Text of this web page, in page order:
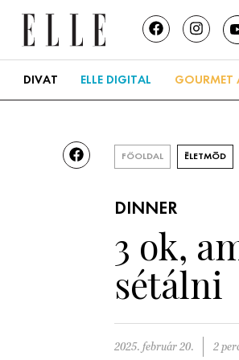
DIVAT ELLE DIGITAL GOURMET
FŐOLDAL ÉLETMÓD
DINNER
3 ok,
sétálni
2025. február 20. 2